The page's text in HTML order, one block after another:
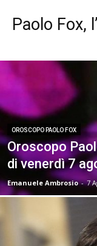
Paolo Fox,
OROSCOPO PAOLO FOX
Oroscopo
di venerdì 7
Emanuele Ambrosio - 7